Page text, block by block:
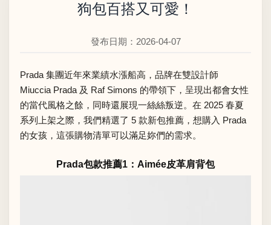
狗包百搭又可愛！
發布日期：2026-04-07
Prada 集團近年來業績水漲船高，品牌在雙設計師
Miuccia Prada 及 Raf Simons 的帶領下，呈現出都會女性
的當代風格之餘，同時還展現一絲絲叛逆。在 2025 春夏
系列上架之際，我們精選了 5 款新包推薦，想購入 Prada
的女孩，這張購物清單可以滿足妳們的需求。
Prada包款推薦1：Aimée皮革肩背包